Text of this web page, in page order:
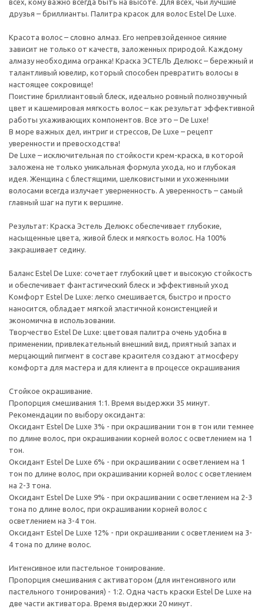
всех, кому важно всегда быть на высоте. Для всех, чьи лучшие
друзья – бриллианты. Палитра красок для волос Estel De Luxe.
Красота волос – словно алмаз. Его непревзойденное сияние
зависит не только от качеств, заложенных природой. Каждому
алмазу необходима огранка! Краска ЭСТЕЛЬ Делюкс – бережный и
талантливый ювелир, который способен превратить волосы в
настоящее сокровище!
Поистине бриллиантовый блеск, идеально ровный полнозвучный
цвет и кашемировая мягкость волос – как результат эффективной
работы ухаживающих компонентов. Все это – De Luxe!
В море важных дел, интриг и стрессов, De Luxe – рецепт
уверенности и превосходства!
De Luxe – исключительная по стойкости крем-краска, в которой
заложена не только уникальная формула ухода, но и глубокая
идея. Женщина с блестящими, шелковистыми и ухоженными
волосами всегда излучает уверненность. А уверенность – самый
главный шаг на пути к вершине.
Результат: Краска Эстель Делюкс обеспечивает глубокие,
насыщенные цвета, живой блеск и мягкость волос. На 100%
закрашивает седину.
Баланс Estel De Luxe: сочетает глубокий цвет и высокую стойкость
и обеспечивает фантастический блеск и эффективный уход
Комфорт Estel De Luxe: легко смешивается, быстро и просто
наносится, обладает мягкой эластичной консистенцией и
экономична в использовании.
Творчество Estel De Luxe: цветовая палитра очень удобна в
применении, привлекательный внешний вид, приятный запах и
мерцающий пигмент в составе красителя создают атмосферу
комфорта для мастера и для клиента в процессе окрашивания
Стойкое окрашивание.
Пропорция смешивания 1:1. Время выдержки 35 минут.
Рекомендации по выбору оксиданта:
Оксидант Estel De Luxe 3% - при окрашивании тон в тон или темнее
по длине волос, при окрашивании корней волос с осветлением на 1
тон.
Оксидант Estel De Luxe 6% - при окрашивании с осветлением на 1
тон по длине волос, при окрашивании корней волос с осветлением
на 2-3 тона.
Оксидант Estel De Luxe 9% - при окрашивании с осветлением на 2-3
тона по длине волос, при окрашивании корней волос с
осветлением на 3-4 тон.
Оксидант Estel De Luxe 12% - при окрашивании с осветлением на 3-
4 тона по длине волос.
Интенсивное или пастельное тонирование.
Пропорция смешивания с активатором (для интенсивного или
пастельного тонирования) - 1:2. Одна часть краски Estel De Luxe на
две части активатора. Время выдержки 20 минут.